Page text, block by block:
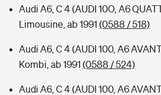
Audi A6, C 4 (AUDI 10O, A6
Limousine, ab 1991 (0588 / 518)
Audi A6, C 4 (AUDI 100, A6
Kombi, ab 1991 (0588 / 524)
Audi A6, C 4 (AUDI 100, A6